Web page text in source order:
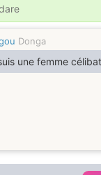
Donga
une femme